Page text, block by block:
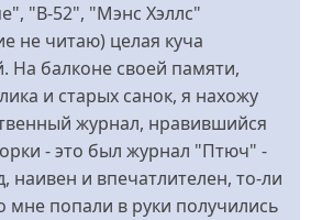
"В-52", "Мэнс Хэллс"
не читаю) целая куча
На балконе своей памяти,
и старых санок, я нахожу
журнал, нравившийся
- это был журнал "Птюч" -
наивен и впечатлителен, то-ли
мне попали в руки получились